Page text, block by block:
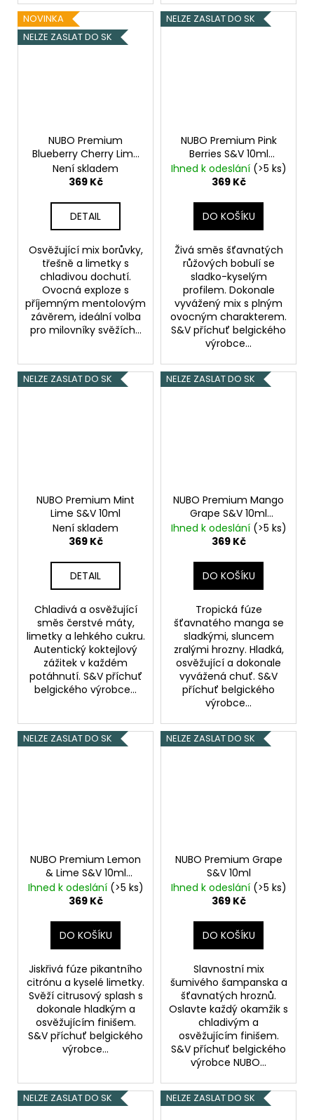
NOVINKA
NELZE ZASLAT DO SK
NUBO Premium
Blueberry Cherry Lime
S&V 10mlBorůvka,
Třešeň, Limetka,
Není skladem
369 Kč
DETAIL
Osvěžující mix borůvky,
třešně a limetky s
chladivou dochutí.
Ovocná exploze s
příjemným mentolovým
závěrem, ideální volba
pro milovníky svěžích...
NELZE ZASLAT DO SK
NUBO Premium Pink
Berries S&V 10ml
Chladivá jahoda s
malonami a rybízem
Ihned k odeslání (>5 ks)
369 Kč
DO KOŠÍKU
Živá směs šťavnatých
růžových bobulí se
sladko-kyselým
profilem. Dokonale
vyvážený mix s plným
ovocným charakterem.
S&V příchuť belgického
výrobce...
NELZE ZASLAT DO SK
NUBO Premium Mint
Lime S&V 10ml
Není skladem
369 Kč
DETAIL
Chladivá a osvěžující
směs čerstvé máty,
limetky a lehkého cukru.
Autentický koktejlový
zážitek v každém
potáhnutí. S&V příchuť
belgického výrobce...
NELZE ZASLAT DO SK
NUBO Premium Mango
Grape S&V 10ml
Chladivé hroznové
víno s mangem
Ihned k odeslání (>5 ks)
369 Kč
DO KOŠÍKU
Tropická fúze
šťavnatého manga se
sladkými, sluncem
zralými hrozny. Hladká,
osvěžující a dokonale
vyvážená chuť. S&V
příchuť belgického
výrobce...
NELZE ZASLAT DO SK
NUBO Premium Lemon
& Lime S&V 10ml
Chladivý citrón s
limetkou
Ihned k odeslání (>5 ks)
369 Kč
DO KOŠÍKU
Jiskřivá fúze pikantního
citrónu a kyselé limetky.
Svěží citrusový splash s
dokonale hladkým a
osvěžujícím finišem.
S&V příchuť belgického
výrobce...
NELZE ZASLAT DO SK
NUBO Premium Grape
S&V 10ml
Ihned k odeslání (>5 ks)
369 Kč
DO KOŠÍKU
Slavnostní mix
šumivého šampanska a
šťavnatých hroznů.
Oslavte každý okamžik s
chladivým a
osvěžujícím finišem.
S&V příchuť belgického
výrobce NUBO...
NELZE ZASLAT DO SK NELZE ZASLAT DO SK